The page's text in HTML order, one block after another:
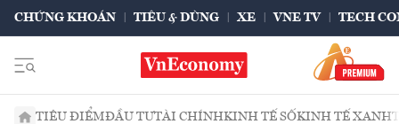
CHỨNG KHOÁN TIÊU & DÙNG XE VNE TV TECH
TIÊU ĐIỂMĐẦU TƯTÀI CHÍNHKINH TẾ SỐKINH TẾ XANH